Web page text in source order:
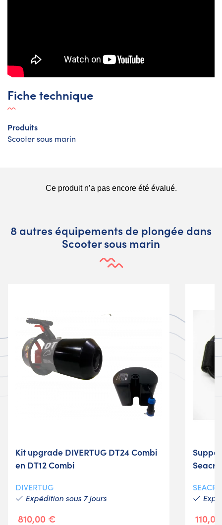
Fiche technique
Produits
Scooter sous marin
8 autres équipements de plongée dans
Scooter sous marin
Kit upgrade DIVERTUG DT24 Combi
en DT12 Combi
DIVERTUG
Expédition sous 7 jours
810,00 €